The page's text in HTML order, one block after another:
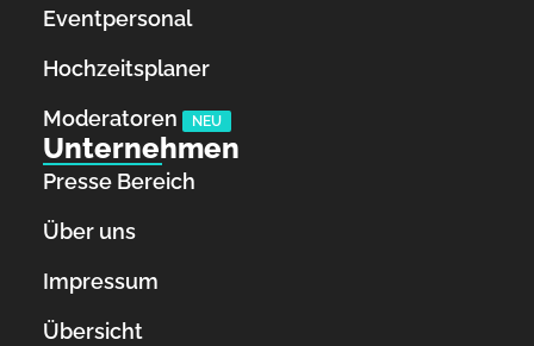
Eventpersonal
Hochzeitsplaner
Moderatoren
NEU
Unternehmen
Presse Bereich
Über uns
Impressum
Übersicht